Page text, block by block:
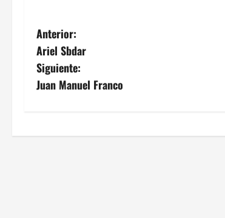
N
a
v
g
Anterior:
Ariel Sbdar
Siguiente:
Juan Manuel Franco